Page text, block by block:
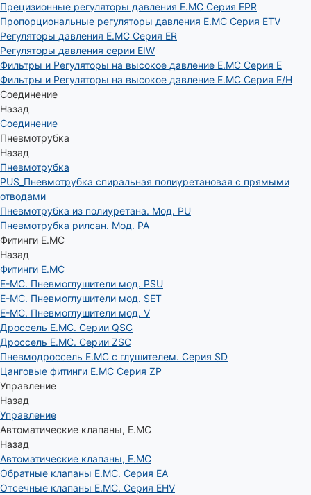
Прецизионные регуляторы давления E.MC Серия EPR
Пропорциональные регуляторы давления E.MC Серия ETV
Регуляторы давления E.MC Серия ER
Регуляторы давления серии EIW
Фильтры и Регуляторы на высокое давление E.MC Серия E
Фильтры и Регуляторы на высокое давление E.MC Серия E/H
Соединение
Назад
Соединение
Пневмотрубка
Назад
Пневмотрубка
PUS_Пневмотрубка спиральная полиуретановая с прямыми
отводами
Пневмотрубка из полиуретана. Мод. РU
Пневмотрубка рилсан. Мод. PA
Фитинги E.MC
Назад
Фитинги E.MC
E-MC. Пневмоглушители мод. PSU
E-MC. Пневмоглушители мод. SET
E-MC. Пневмоглушители мод. V
Дроссель E.MC. Серии QSC
Дроссель E.MC. Серии ZSC
Пневмодроссель E.MC с глушителем. Серия SD
Цанговые фитинги E.MC Серия ZP
Управление
Назад
Управление
Автоматические клапаны, Е.МС
Назад
Автоматические клапаны, Е.МС
Обратные клапаны E.MC. Серия EA
Отсечные клапаны E.MC. Серия EHV